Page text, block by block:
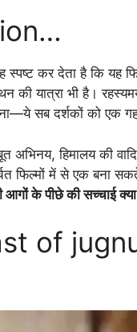
कर देता है कि यह
की यात्रा भी है।
सब दर्शकों को एक
अभिनय, हिमालय की
फिल्मों में से एक बना
के पीछे की सच्चाई
of